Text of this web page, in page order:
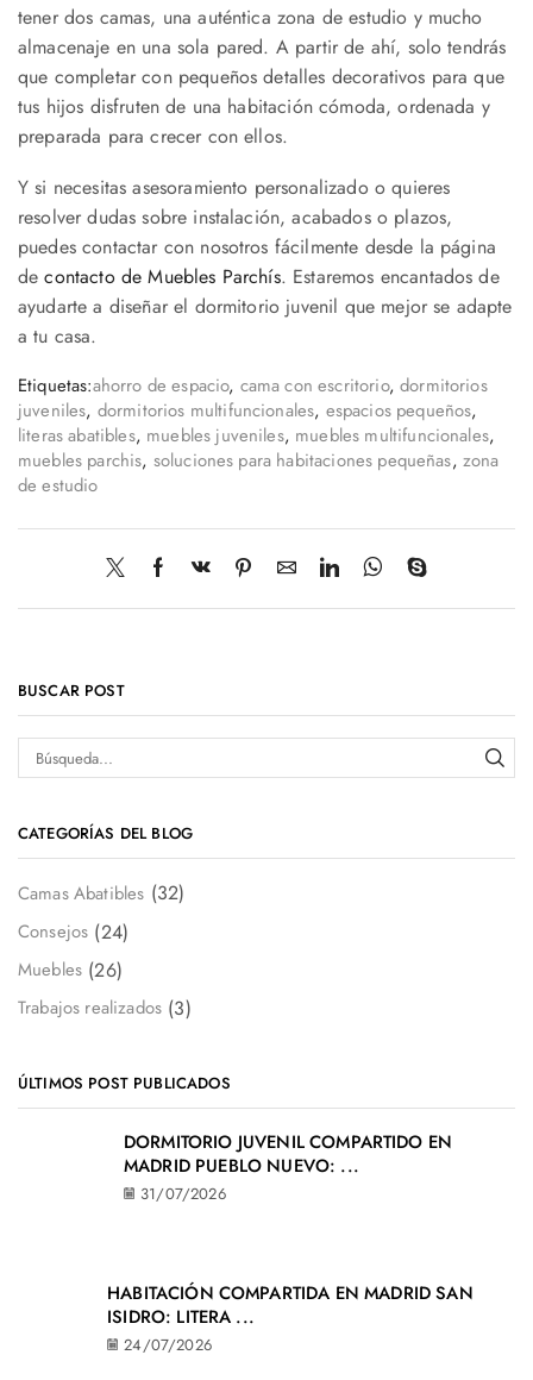
tener dos camas, una auténtica zona de estudio y mucho
almacenaje en una sola pared. A partir de ahí, solo tendrás
que completar con pequeños detalles decorativos para que
tus hijos disfruten de una habitación cómoda, ordenada y
preparada para crecer con ellos.
Y si necesitas asesoramiento personalizado o quieres
resolver dudas sobre instalación, acabados o plazos,
puedes contactar con nosotros fácilmente desde la página
decontacto de Muebles Parchís. Estaremos encantados de
ayudarte a diseñar el dormitorio juvenil que mejor se adapte
a tu casa.
Etiquetas:ahorro de espacio, cama con escritorio,dormitorios
juveniles, dormitorios multifuncionales, espacios pequeños,
literas abatibles, muebles juveniles, muebles multifuncionales,
muebles parchis, soluciones para habitaciones pequeñas, zona
de estudio
BUSCAR POST
CATEGORÍAS DEL BLOG
Camas Abatibles (32)
Consejos (24)
Muebles (26)
Trabajos realizados (3)
ÚLTIMOS POST PUBLICADOS
DORMITORIO JUVENIL COMPARTIDO EN
MADRID PUEBLO NUEVO: ...
31/07/2026
HABITACIÓN COMPARTIDA EN MADRID SAN
ISIDRO: LITERA ...
24/07/2026